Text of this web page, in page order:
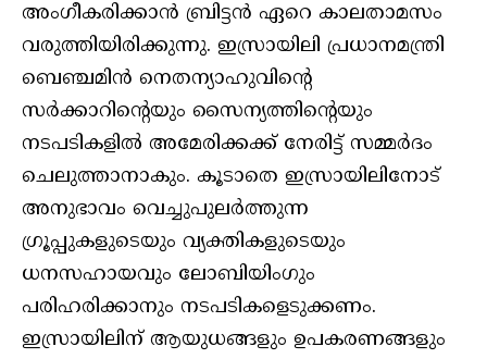
അംഗീകരിക്കാന്‍ ബ്രിട്ടന്‍ ഏറെ കാലതാമസം
വരുത്തിയിരിക്കുന്നു. ഇസ്രായിലി പ്രധാനമന്ത്രി
ബെഞ്ചമിന്‍ നെതന്യാഹുവിന്റെ
സര്‍ക്കാറിന്റെയും സൈന്യത്തിന്റെയും
നടപടികളില്‍ അമേരിക്കക്ക് നേരിട്ട് സമ്മര്‍ദം
ചെലുത്താനാകും. കൂടാതെ ഇസ്രായിലിനോട്
അനുഭാവം വെച്ചുപുലര്‍ത്തുന്ന
ഗ്രൂപ്പുകളുടെയും വ്യക്തികളുടെയും
ധനസഹായവും ലോബിയിംഗും
പരിഹരിക്കാനും നടപടികളെടുക്കണം.
ഇസ്രായിലിന് ആയുധങ്ങളും ഉപകരണങ്ങളും